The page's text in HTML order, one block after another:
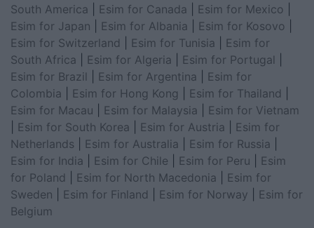
South America
Esim for Canada Esim for Mexico
Esim for Japan
Esim for Albania Esim for Kosovo
Esim for Switzerland
Esim for Tunisia
Esim for
South Africa
Esim for Algeria Esim for Portugal
Esim for Brazil
Esim for Argentina
Esim for
Colombia
Esim for Hong Kong Esim for Thailand
Esim for Macau
Esim for Malaysia
Esim for Vietnam
Esim for South Korea Esim for Austria
Esim for
Netherlands
Esim for Australia Esim for Russia
Esim for India
Esim for Chile Esim for Peru
Esim
for Poland
Esim for North Macedonia
Esim for
Sweden
Esim for Finland Esim for Norway
Esim for
Belgium